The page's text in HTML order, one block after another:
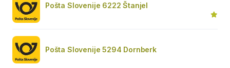
Pošta Slovenije 6222 Štanjel
Pošta Slovenije 5294 Dornberk